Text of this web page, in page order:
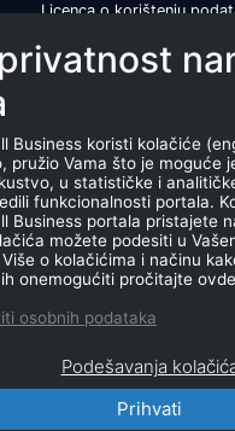
Licenca o korištenju
Naše usluge
Bonitetni izveštaj
Sertifikat bonitetne
Proizvodi
Saradnja sa registrom
Marketing baza
Business koristi kolačiće
pružio Vama što je moguće
u statističke i
funkcionalnosti portala.
Business portala pristajete
možete podesiti u
o kolačićima i načinu
onemogućiti pročitajte ovde
osobnih podataka
Podešavanja
Prihvati